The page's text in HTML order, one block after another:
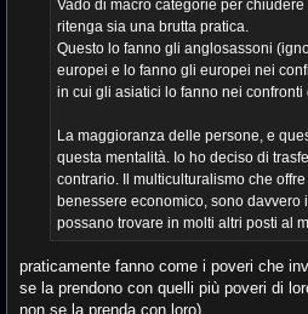
Vado di macro categorie per
ritenga sia una brutta pratica.
Questo lo fanno gli anglosassoni
europei e lo fanno gli europei nei
in cui gli asiatici lo fanno nei confronti
La maggioranza delle persone, e
questa mentalità. Io ho deciso di
contrario. Il multiculturalismo che
benessere economico, sono davvero
possano trovare in molti altri posti al
praticamente fanno come i poveri che
se la prendono con quelli più poveri di
non se la prenda con loro)